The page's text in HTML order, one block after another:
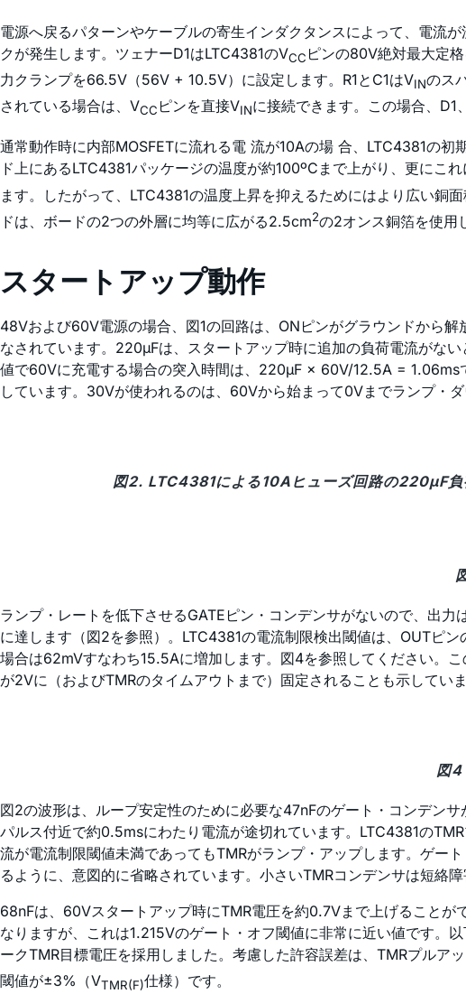
電源へ戻るパターンやケーブルの寄生インダクタンスによって、電流
クが発生します。ツェナーD1はLTC4381のVCC ピンの80V絶対最大定
力クランプを66.5V（56V + 10.5V）に設定します。R1とC1はVINのス
されている場合は、VCC ピンを直接VINに接続できます。この場合、D1
通常動作時に内部MOSFETに流れる電 流が10Aの場 合、LTC4381の
ド上にあるLTC4381パッケージの温度が約100ºCまで上がり、更にこ
ます。したがって、LTC4381の温度上昇を抑えるためにはより広い銅
ドは、ボードの2つの外層に均等に広がる2.5cm2の2オンス銅箔を使用
スタートアップ動作
48Vおよび60V電源の場合、図1の回路は、ONピンがグラウンドから
なされています。220µFは、スタートアップ時に追加の負荷電流がな
値で60Vに充電する場合の突入時間は、220µF × 60V/12.5A = 1.06ms
しています。30Vが使われるのは、60Vから始まって0Vまでランプ・
図2. LTC4381による10Aヒューズ回路の220µF
ランプ・レートを低下させるGATEピン・コンデンサがないので、出
に達します（図2を参照）。LTC4381の電流制限検出閾値は、OUTピ
場合は62mVすなわち15.5Aに増加します。図4を参照してください。
が2Vに（およびTMRのタイムアウトまで）固定されることも示していま
図4
図2の波形は、ループ安定性のために必要な47nFのゲート・コンデン
パルス付近で約0.5msにわたり電流が途切れています。LTC4381の
流が電流制限閾値未満であってもTMRがランプ・アップします。ゲー
るように、意図的に省略されています。小さいTMRコンデンサは短絡
68nFは、60Vスタートアップ時にTMR電圧を約0.7Vまで上げること
なりますが、これは1.215Vのゲート・オフ閾値に非常に近い値です。
ークTMR目標電圧を採用しました。考慮した許容誤差は、TMRプルア
閾値が±3%（VTMR(F)仕様）です。